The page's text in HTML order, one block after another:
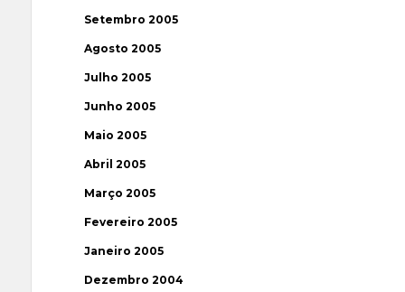
Setembro 2005
Agosto 2005
Julho 2005
Junho 2005
Maio 2005
Abril 2005
Março 2005
Fevereiro 2005
Janeiro 2005
Dezembro 2004